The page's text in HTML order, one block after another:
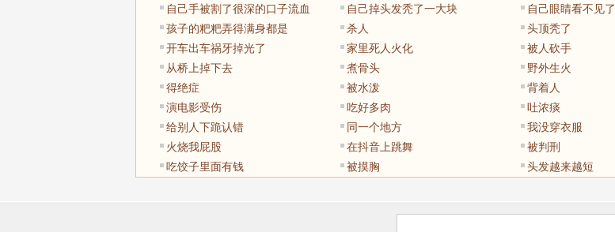
自己手被割了很深的口子流血
自己掉头发秃了一大块
自己眼睛看不见了
孩子的粑粑弄得满身都是
杀人
头顶秃了
开车出车祸牙掉光了
家里死人火化
被人砍手
从桥上掉下去
煮骨头
野外生火
得绝症
被水泼
背着人
演电影受伤
吃好多肉
吐浓痰
给别人下跪认错
同一个地方
我没穿衣服
火烧我屁股
在抖音上跳舞
被判刑
吃饺子里面有钱
被摸胸 头发越来越短